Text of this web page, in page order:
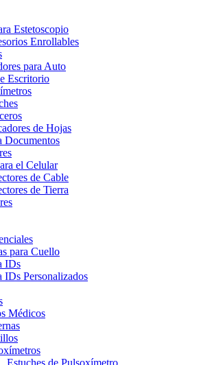
Estetoscopio
Enrollables
para Auto
Escritorio
de Hojas
Documentos
el Celular
de Cable
de Tierra
para Cuello
IDs
IDs Personalizados
Médicos
Estuches de Pulsoxímetro